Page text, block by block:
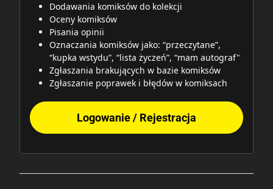
Dodawania komiksów do kolekcji
Oceny komiksów
Pisania opinii
Oznaczania komiksów jako: “przeczytane”,
“kupka wstydu”, “lista życzeń”, “mam autograf"
Zgłaszania brakujących w bazie komiksów
Zgłaszanie poprawek i błędów w komiksach
Logowanie / Rejestracja